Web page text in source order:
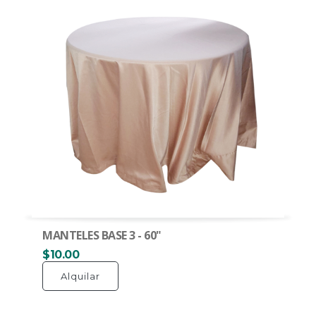
MANTELES BASE 3 - 60"
$10.00
Alquilar